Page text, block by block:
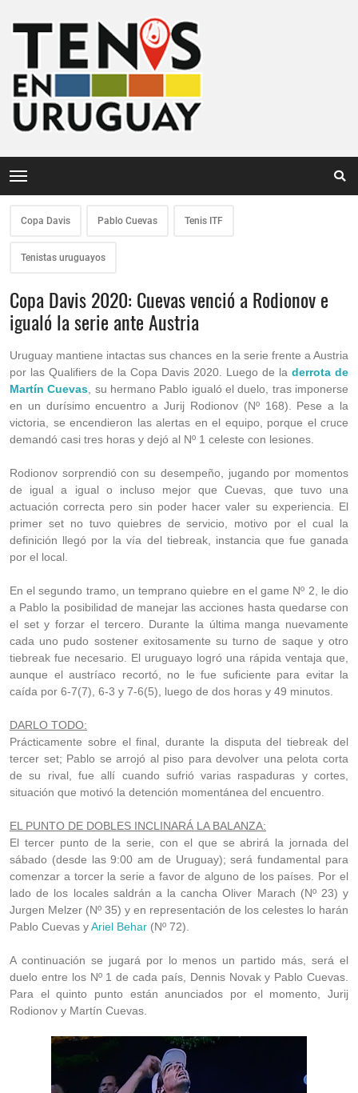
Copa Davis Pablo Cuevas Tenis ITF
Tenistas uruguayos
Copa Davis 2020: Cuevas venció a Rodionov e
igualó la serie ante Austria
Uruguay mantiene intactas sus chances en la serie frente a Austria
por las Qualifiers de la Copa Davis 2020. Luego de la derrota de
Martín Cuevas , su hermano Pablo igualó el duelo, tras imponerse
en un durísimo encuentro a Jurij Rodionov (Nº 168). Pese a la
victoria, se encendieron las alertas en el equipo, porque el cruce
demandó casi tres horas y dejó al Nº 1 celeste con lesiones.
Rodionov sorprendió con su desempeño, jugando por momentos
de igual a igual o incluso mejor que Cuevas, que tuvo una
actuación correcta pero sin poder hacer valer su experiencia. El
primer set no tuvo quiebres de servicio, motivo por el cual la
definición llegó por la vía del tiebreak, instancia que fue ganada
por el local.
En el segundo tramo, un temprano quiebre en el game Nº 2, le dio
a Pablo la posibilidad de manejar las acciones hasta quedarse con
el set y forzar el tercero. Durante la última manga nuevamente
cada uno pudo sostener exitosamente su turno de saque y otro
tiebreak fue necesario. El uruguayo logró una rápida ventaja que,
aunque el austríaco recortó, no le fue suficiente para evitar la
caída por 6-7(7), 6-3 y 7-6(5), luego de dos horas y 49 minutos.
DARLO TODO:
Prácticamente sobre el final, durante la disputa del tiebreak del
tercer set; Pablo se arrojó al piso para devolver una pelota corta
de su rival, fue allí cuando sufrió varias raspaduras y cortes,
situación que motivó la detención momentánea del encuentro.
EL PUNTO DE DOBLES INCLINARÁ LA BALANZA:
El tercer punto de la serie, con el que se abrirá la jornada del
sábado (desde las 9:00 am de Uruguay); será fundamental para
comenzar a torcer la serie a favor de alguno de los países. Por el
lado de los locales saldrán a la cancha Oliver Marach (Nº 23) y
Jurgen Melzer (Nº 35) y en representación de los celestes lo harán
Pablo Cuevas yAriel Behar (Nº 72).
A continuación se jugará por lo menos un partido más, será el
duelo entre los Nº 1 de cada país, Dennis Novak y Pablo Cuevas.
Para el quinto punto están anunciados por el momento, Jurij
Rodionov y Martín Cuevas.